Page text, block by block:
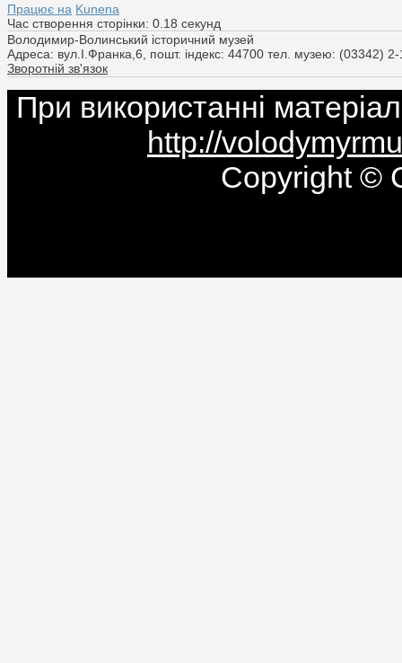
Працює на Kunena
Час створення сторінки: 0.18 секунд
Володимир-Волинський історичний музей
Адреса: вул.І.Франка,6, пошт. індекс: 44700 тел. музею: (03342)
Зворотній зв'язок
При використанні
http://
Copyright ©